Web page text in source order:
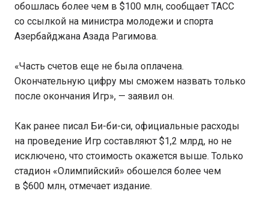
обошлась более чем в $100 млн, сообщает ТАСС
со ссылкой на министра молодежи и спорта
Азербайджана Азада Рагимова.
«Часть счетов еще не была оплачена.
Окончательную цифру мы сможем назвать только
после окончания Игр», — заявил он.
Как ранее писал Би-би-си, официальные расходы
на проведение Игр составляют $1,2 млрд, но не
исключено, что стоимость окажется выше. Только
стадион «Олимпийский» обошелся более чем
в $600 млн, отмечает издание.